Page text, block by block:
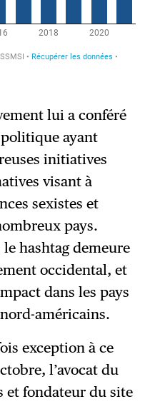
lui a conféré
ayant
initiatives
visant à
sexistes et
pays.
hashtag demeure
occidental, et
dans les pays
américains.
exception à ce
l’avocat du
fondateur du site